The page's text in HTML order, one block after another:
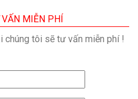
MIỄN PHÍ
chúng tôi sẽ tư vấn miễn phí !